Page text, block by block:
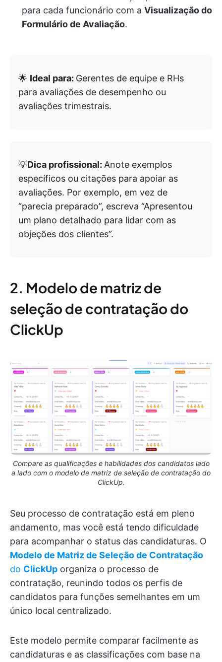
para cada funcionário com a Visualização do
Formulário de Avaliação.
🌟 Ideal para: Gerentes de equipe e RHs
para avaliações de desempenho ou
avaliações trimestrais.
💡Dica profissional: Anote exemplos
específicos ou citações para apoiar as
avaliações. Por exemplo, em vez de
“parecia preparado”, escreva “Apresentou
um plano detalhado para lidar com as
objeções dos clientes”.
2. Modelo de matriz de
seleção de contratação do
ClickUp
Compare as qualificações e habilidades dos candidatos lado
a lado com o modelo de matriz de seleção de contratação do
ClickUp.
Seu processo de contratação está em pleno
andamento, mas você está tendo dificuldade
para acompanhar o status das candidaturas. O
Modelo de Matriz de Seleção de Contratação
do ClickUp organiza o processo de
contratação, reunindo todos os perfis de
candidatos para funções semelhantes em um
único local centralizado.
Este modelo permite comparar facilmente as
candidaturas e as classificações com base na